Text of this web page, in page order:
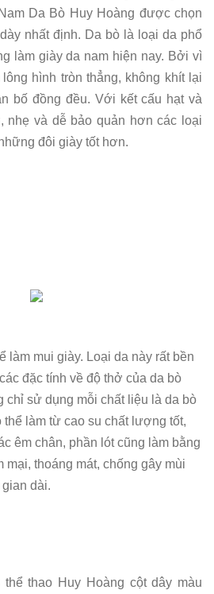
Da Bò Huy Hoàng được chọn
nhất định. Da bò là loại da phổ
làm giày da nam hiện nay. Bởi vì
hình tròn thẳng, không khít lại
bố đồng đều. Với kết cấu hạt và
nhẹ và dễ bảo quản hơn các loại
đôi giày tốt hơn.
làm mui giày. Loại da này rất bền
đặc tính về độ thở của da bò
chỉ sử dụng mỗi chất liệu là da bò
thể làm từ cao su chất lượng tốt,
êm chân, phần lót cũng làm bằng
mại, thoáng mát, chống gây mùi
dài.
thao Huy Hoàng cột dây màu